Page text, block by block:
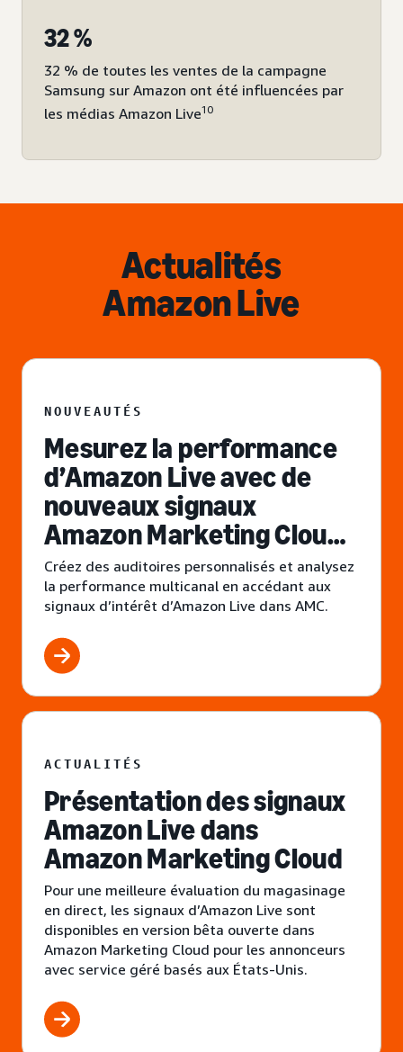
32 %
32 % de toutes les ventes de la campagne
Samsung sur Amazon ont été influencées par
les médias Amazon Live10
Actualités
Amazon Live
NOUVEAUTÉS
Mesurez la performance
d’Amazon Live avec de
nouveaux signaux
Amazon Marketing Cloud (
AMC)
Créez des auditoires personnalisés et analysez
la performance multicanal en accédant aux
signaux d’intérêt d’Amazon Live dans AMC.
ACTUALITÉS
Présentation des signaux
Amazon Live dans
Amazon Marketing Cloud
Pour une meilleure évaluation du magasinage
en direct, les signaux d’Amazon Live sont
disponibles en version bêta ouverte dans
Amazon Marketing Cloud pour les annonceurs
avec service géré basés aux États-Unis.